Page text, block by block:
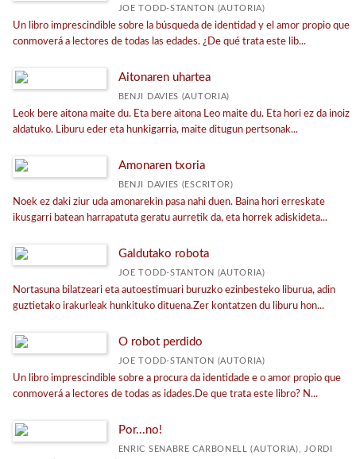
JOE TODD-STANTON (AUTORIA)
Un libro imprescindible sobre la búsqueda de identidad y el amor propio que
conmoverá a lectores de todas las edades. ¿De qué trata este lib...
Aitonaren uhartea
BENJI DAVIES (AUTORIA)
Leok bere aitona maite du. Eta bere aitona Leo maite du. Eta hori ez da inoiz
aldatuko. Liburu eder eta hunkigarria, maite ditugun pertsonak...
Amonaren txoria
BENJI DAVIES (ESCRITOR)
Noek ez daki ziur uda amonarekin pasa nahi duen. Baina hori erreskate
ikusgarri batean harrapatuta geratu aurretik da, eta horrek adiskideta...
Galdutako robota
JOE TODD-STANTON (AUTORIA)
Nortasuna bilatzeari eta autoestimuari buruzko ezinbesteko liburua, adin
guztietako irakurleak hunkituko dituena.Zer kontatzen du liburu hon...
O robot perdido
JOE TODD-STANTON (AUTORIA)
Un libro imprescindible sobre a procura da identidade e o amor propio que
conmoverá a lectores de todas as idades.De que trata este libro? N...
Por...no!
ENRIC SENABRE CARBONELL (AUTORIA), JORDI